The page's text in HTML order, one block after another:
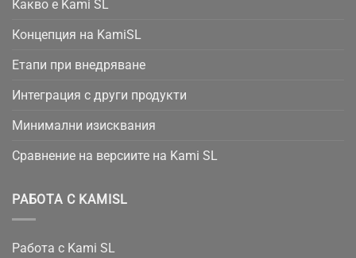
Какво е Kami SL
Концепция на KamiSL
Етапи при внедряване
Интеграция с други продукти
Минимални изисквания
Сравнение на версиите на Kami SL
РАБОТА С KAMISL
Работа с Kami SL